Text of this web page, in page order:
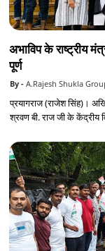
अभाविप के राष्ट्रीय
पूर्ण
A.Rajesh Shukla
प्रयागराज (राजेश सिंह)।
श्रवण बी. राज जी के केंद्रीय